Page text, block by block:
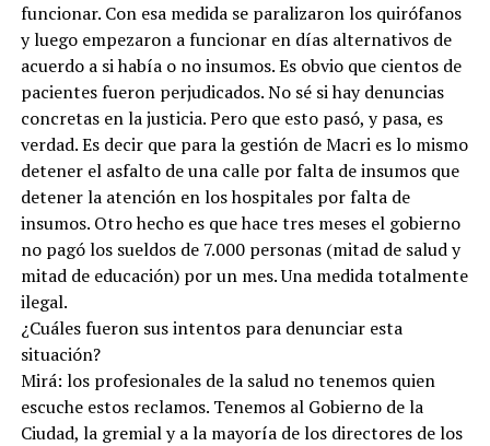
funcionar. Con esa medida se paralizaron los quirófanos
y luego empezaron a funcionar en días alternativos de
acuerdo a si había o no insumos. Es obvio que cientos de
pacientes fueron perjudicados. No sé si hay denuncias
concretas en la justicia. Pero que esto pasó, y pasa, es
verdad. Es decir que para la gestión de Macri es lo mismo
detener el asfalto de una calle por falta de insumos que
detener la atención en los hospitales por falta de
insumos. Otro hecho es que hace tres meses el gobierno
no pagó los sueldos de 7.000 personas (mitad de salud y
mitad de educación) por un mes. Una medida totalmente
ilegal.
¿Cuáles fueron sus intentos para denunciar esta
situación?
Mirá: los profesionales de la salud no tenemos quien
escuche estos reclamos. Tenemos al Gobierno de la
Ciudad, la gremial y a la mayoría de los directores de los